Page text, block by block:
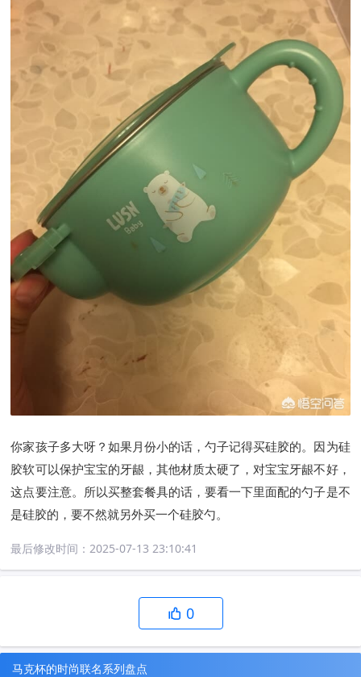
你家孩子多大呀？如果月份小的话，勺子记得买硅胶的。因为硅
胶软可以保护宝宝的牙龈，其他材质太硬了，对宝宝牙龈不好，
这点要注意。所以买整套餐具的话，要看一下里面配的勺子是不
是硅胶的，要不然就另外买一个硅胶勺。
最后修改时间：2025-07-13 23:10:41
0
马克杯的时尚联名系列盘点